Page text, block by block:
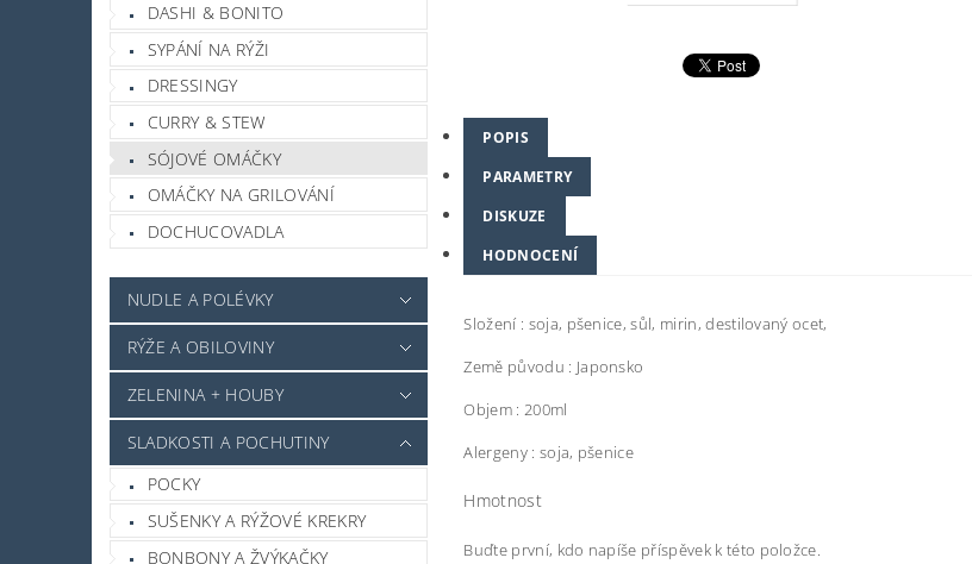
DASHI & BONITO
SYPÁNÍ NA RÝŽI
DRESSINGY
CURRY & STEW
SÓJOVÉ OMÁČKY
OMÁČKY NA GRILOVÁNÍ
DOCHUCOVADLA
NUDLE A POLÉVKY
RÝŽE A OBILOVINY
ZELENINA + HOUBY
SLADKOSTI A POCHUTINY
POCKY
SUŠENKY A RÝŽOVÉ KREKRY
BONBONY A ŽVÝKAČKY
POPIS
PARAMETRY
DISKUZE
HODNOCENÍ
Složení : soja, pšenice, sůl, mirin, destilovaný ocet,
Země původu : Japonsko
Objem : 200ml
Alergeny : soja, pšenice
Hmotnost
Buďte první, kdo napíše příspěvek k této položce.